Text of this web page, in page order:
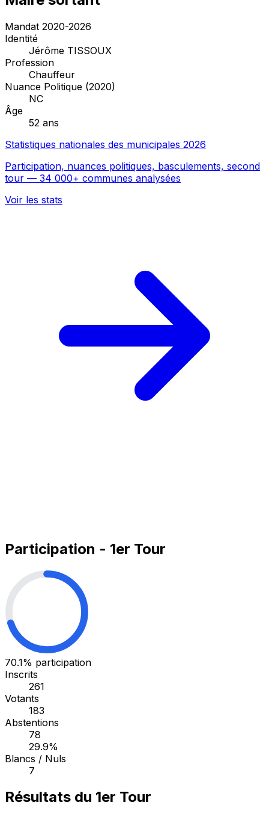
Mandat 2020-2026
Identité
Jérôme TISSOUX
Profession
Chauffeur
Nuance Politique (2020)
NC
Âge
52 ans
Statistiques nationales des municipales 2026
Participation, nuances politiques, basculements, second
tour — 34 000+ communes analysées
Voir les stats
Participation - 1er Tour
70.1% participation
Inscrits
261
Votants
183
Abstentions
78
29.9%
Blancs / Nuls
7
Résultats du 1er Tour